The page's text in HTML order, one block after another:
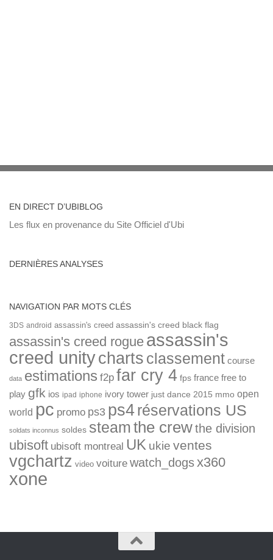
EN DIRECT D’UBIBLOG
Les flux en provenance du Site Officiel d'Ubi
DERNIÈRES ANALYSES
NAVIGATION PAR MOTS CLÉS
3DS android assassin's creed assassin's creed black flag
assassin's creed rogue assassin's
creed unitycharts classement course
data estimations f2p far cry 4 fps france free to
play gfk ios ipad iphone ivory tower just dance 2015 mmo open
world pc promo ps3 ps4réservations US
soldats inconnus soldes steamthe crewthe division
ubisoft ubisoft montreal UK ukie ventes
vgchartz video voiture watch_dogsx360
xone